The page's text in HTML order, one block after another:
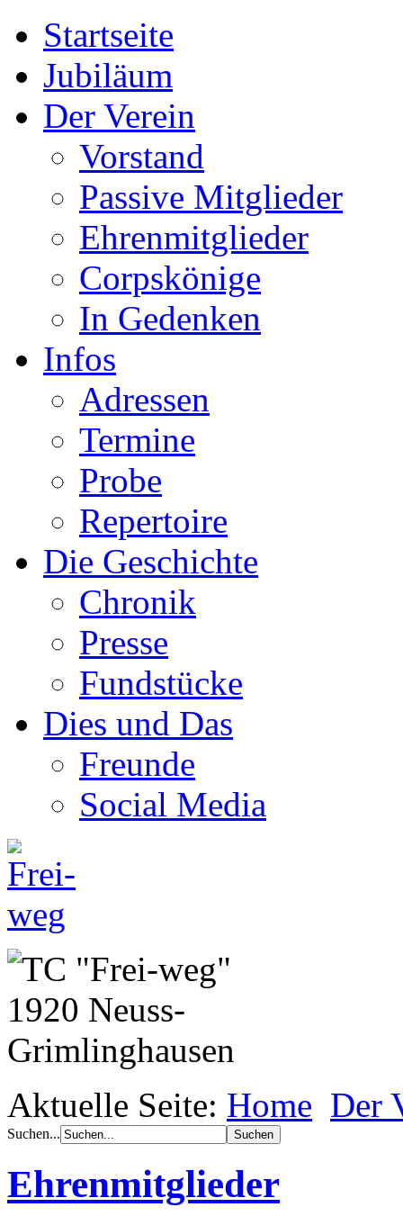
Startseite
Jubiläum
Der Verein
Vorstand
Passive Mitglieder
Ehrenmitglieder
Corpskönige
In Gedenken
Infos
Adressen
Termine
Probe
Repertoire
Die Geschichte
Chronik
Presse
Fundstücke
Dies und Das
Freunde
Social Media
Aktuelle Seite: Home Der
Suchen...
Ehrenmitglieder